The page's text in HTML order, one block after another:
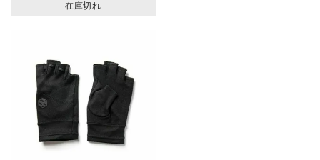
在庫切れ